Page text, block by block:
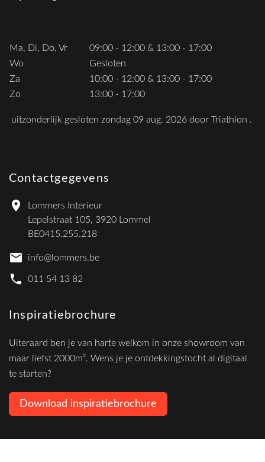
Ma, Di, Do, Vr
09:00 - 12:00 & 13:00 - 17:00
Wo
Gesloten
Za
10:00 - 12:00 & 13:00 - 17:00
Zo
13:00 - 17:00
uitzonderlijk gesloten zondag 09 aug. 2026 door Triathlon .
Contactgegevens
Lommers Interieur
Lepelstraat 105, 3920 Lommel
BE0415.255.218
info@lommers.be
011 54 13 82
Inspiratiebrochure
Uiteraard ben je van harte welkom in onze showroom van
maar liefst 2000m². Wens je je ontdekkingstocht al digitaal
te starten?
Download inspiratiebrochure